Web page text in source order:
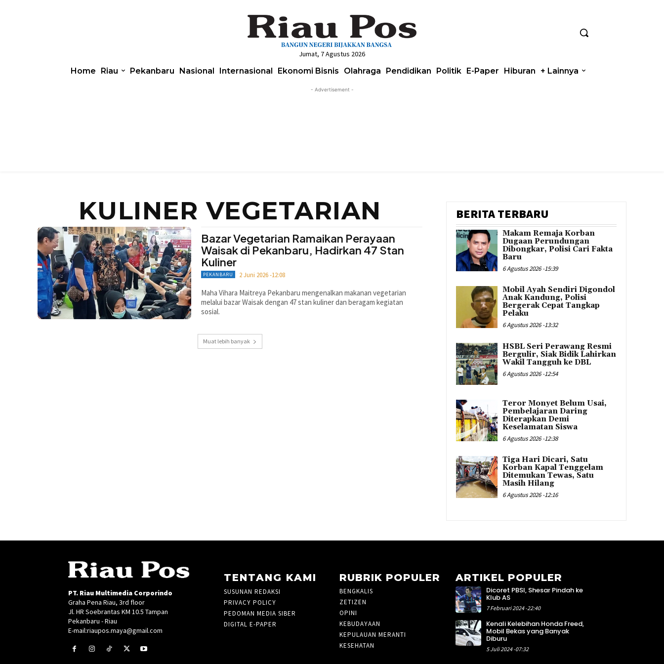
Jumat, 7 Agustus 2026
Home Riau Pekanbaru Nasional Internasional Ekonomi Bisnis Olahraga Pendidikan Politik E-Paper Hiburan + Lainnya
- Advertisement -
KULINER VEGETARIAN
Bazar Vegetarian Ramaikan Perayaan
Waisak di Pekanbaru, Hadirkan 47 Stan
Kuliner
PEKANBARU 2 Juni 2026 -12:08
Maha Vihara Maitreya Pekanbaru mengenalkan makanan vegetarian
melalui bazar Waisak dengan 47 stan kuliner dan beragam kegiatan
sosial.
Muat lebih banyak
BERITA TERBARU
Makam Remaja Korban
Dugaan Perundungan
Dibongkar, Polisi Cari Fakta
Baru
6 Agustus 2026 -15:39
Mobil Ayah Sendiri Digondol
Anak Kandung, Polisi
Bergerak Cepat Tangkap
Pelaku
6 Agustus 2026 -13:32
HSBL Seri Perawang Resmi
Bergulir, Siak Bidik Lahirkan
Wakil Tangguh ke DBL
6 Agustus 2026 -12:54
Teror Monyet Belum Usai,
Pembelajaran Daring
Diterapkan Demi
Keselamatan Siswa
6 Agustus 2026 -12:38
Tiga Hari Dicari, Satu
Korban Kapal Tenggelam
Ditemukan Tewas, Satu
Masih Hilang
6 Agustus 2026 -12:16
PT. Riau Multimedia Corporindo
Graha Pena Riau, 3rd floor
Jl. HR Soebrantas KM 10.5 Tampan
Pekanbaru - Riau
E-mail:riaupos.maya@gmail.com
TENTANG KAMI
SUSUNAN REDAKSI
PRIVACY POLICY
PEDOMAN MEDIA SIBER
DIGITAL E-PAPER
RUBRIK POPULER
BENGKALIS
ZETIZEN
OPINI
KEBUDAYAAN
KEPULAUAN MERANTI
KESEHATAN
ARTIKEL POPULER
Dicoret PBSI, Shesar Pindah ke
Klub AS
7 Februari 2024 -22:40
Kenali Kelebihan Honda Freed,
Mobil Bekas yang Banyak
Diburu
5 Juli 2024 -07:32